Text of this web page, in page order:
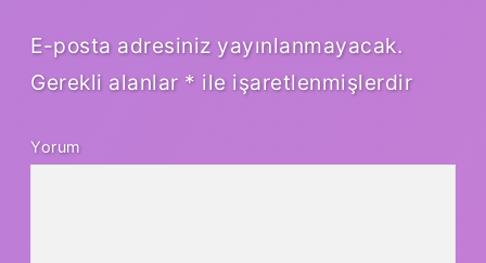
E-posta adresiniz yayınlanmayacak.
Gerekli alanlar * ile işaretlenmişlerdir
Yorum